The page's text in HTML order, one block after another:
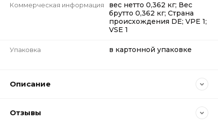
Коммерческая информация
вес нетто 0,362 кг; Вес
брутто 0,362 кг; Страна
происхождения DE; VPE 1;
VSE 1
Упаковка в картонной упаковке
Описание
Отзывы